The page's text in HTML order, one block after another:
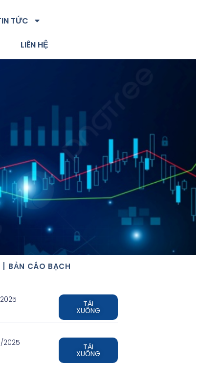
TỨC
LIÊN HỆ
BẢN CÁO BẠCH
TẢI
XUỐNG
2025 TẢI
XUỐNG